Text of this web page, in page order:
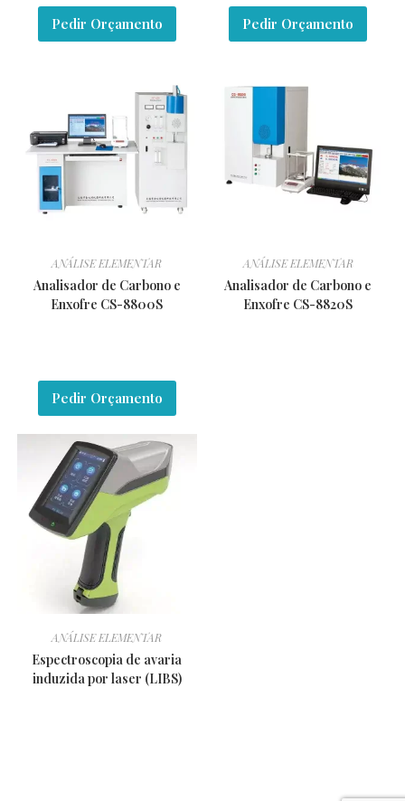
Pedir Orçamento
ANÁLISE ELEMENTAR
Analisador de Carbono e
Enxofre CS-8800S
Pedir Orçamento
ANÁLISE ELEMENTAR
Analisador de Carbono e
Enxofre CS-8820S
Pedir Orçamento
ANÁLISE ELEMENTAR
Espectroscopia de avaria
induzida por laser (LIBS)